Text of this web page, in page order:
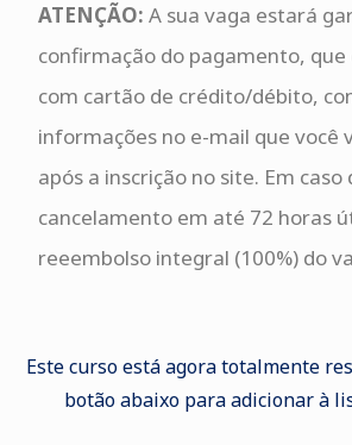
ATENÇÃO: A sua vaga estará
confirmação do pagamento,
com cartão de crédito/débito,
informações no e-mail que você
após a inscrição no site. Em caso
cancelamento em até 72 horas
reeembolso integral (100%) do
Este curso está agora totalmente
botão abaixo para adicionar à